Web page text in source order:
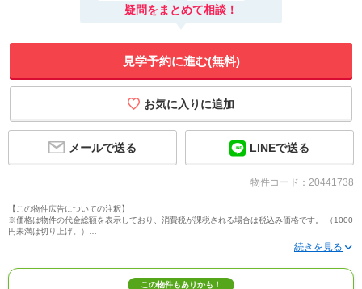
疑問をまとめて相談！
見学予約に進む(無料)
メールで送る LINEで送る
物件コード：20441738
【この物件広告についての注釈】
※価格は物件の代金総額を表示しており、消費税が課税される場合は税込み価格です。 （1000
円未満は切り上げ。）
※写真に写っている、またはパース（絵）や間取り図に描かれている家具や車などは、特にコ
※建築条件付き土地価格には、建物価格は含まれません。
この物件もありかも！